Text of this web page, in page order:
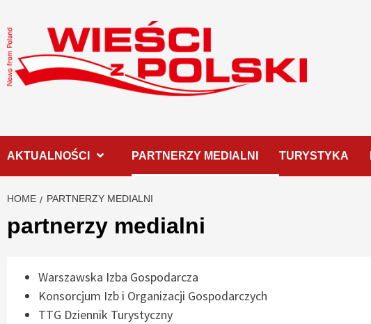
to
content
AKTUALNOŚCI PARTNERZY MEDIALNI TURYSTYKA
HOME PARTNERZY MEDIALNI
partnerzy medialni
Warszawska Izba Gospodarcza
Konsorcjum Izb i Organizacji Gospodarczych
TTG Dziennik Turystyczny